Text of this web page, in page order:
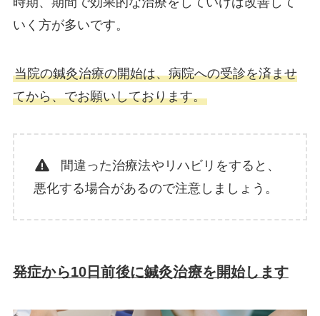
いく方が多いです。
当院の鍼灸治療の開始は、病院への受診を済ませ
てから、でお願いしております。
間違った治療法やリハビリをすると、
悪化する場合があるので注意しましょう。
発症から10日前後に鍼灸治療を開始します